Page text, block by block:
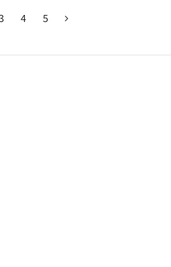
踏上了一場風格的探險，每一
文化氛圍。
多種風格的延伸，為騎士們打
心經營，讓整個店充滿了對重
絕對能夠感受到他的用心。
4 5